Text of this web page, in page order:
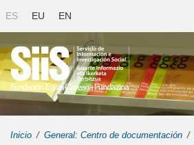
ES EU EN
Inicio General: Centro de documentación